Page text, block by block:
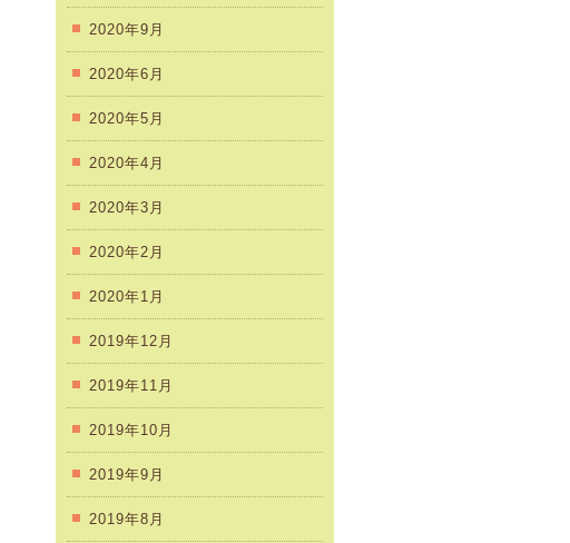
2020年9月
2020年6月
2020年5月
2020年4月
2020年3月
2020年2月
2020年1月
2019年12月
2019年11月
2019年10月
2019年9月
2019年8月